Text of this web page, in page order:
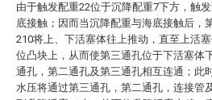
由于触发配重22位于沉降配重7下方，触
底接触；因而当沉降配重与海底接触后，
210将上、下活塞体往上推动，直至上活
位凸块上，从而使第三通孔位于下活塞体
通孔，第二通孔及第三通孔相互连通；此
水压将通过第三通孔，第二通孔，连接管